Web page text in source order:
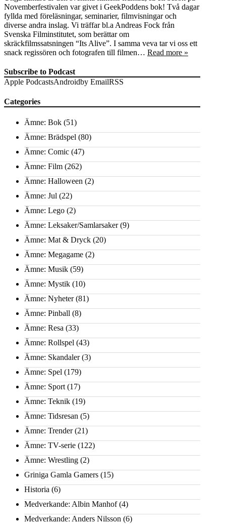
Novemberfestivalen var givet i GeekPoddens bok! Två dagar
fyllda med föreläsningar, seminarier, filmvisningar och
diverse andra inslag. Vi träffar bl.a Andreas Fock från
Svenska Filminstitutet, som berättar om
skräckfilmssatsningen “Its Alive”. I samma veva tar vi oss ett
snack regissören och fotografen till filmen… Read more »
Subscribe to Podcast
Apple PodcastsAndroidby EmailRSS
Categories
Ämne: Bok (51)
Ämne: Brädspel (80)
Ämne: Comic (47)
Ämne: Film (262)
Ämne: Halloween (2)
Ämne: Jul (22)
Ämne: Lego (2)
Ämne: Leksaker/Samlarsaker(9)
Ämne: Mat & Dryck (20)
Ämne: Megagame (2)
Ämne: Musik (59)
Ämne: Mystik (10)
Ämne: Nyheter(81)
Ämne: Pinball (8)
Ämne: Resa (33)
Ämne: Rollspel (43)
Ämne: Skandaler(3)
Ämne: Spel (179)
Ämne: Sport (17)
Ämne: Teknik (19)
Ämne: Tidsresan (5)
Ämne: Trender(21)
Ämne: TV-serie (122)
Ämne: Wrestling (2)
Griniga Gamla Gamers (15)
Historia (6)
Medverkande: Albin Manhof(4)
Medverkande: Anders Nilsson (6)